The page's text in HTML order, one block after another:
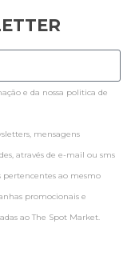
e da nossa politica de
mensagens
através de e-mail ou sms
pertencentes ao mesmo
promocionais e
ao The Spot Market.